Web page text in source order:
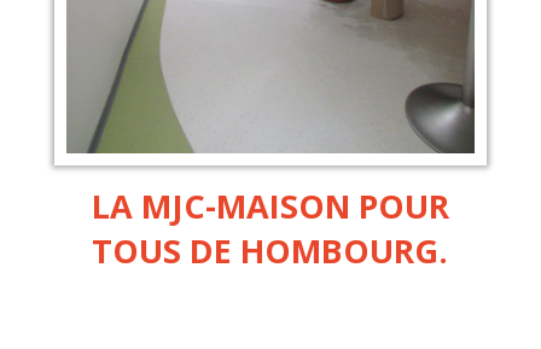
LA MJC-MAISON POUR
TOUS DE HOMBOURG.